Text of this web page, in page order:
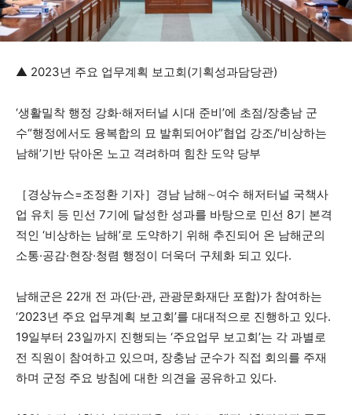
▲ 2023년 주요 업무계획 보고회(기획성과담당관)
‘생활밀착 행정 강화·해저터널 시대 준비’에 초점/장충남 군
수“행정에서도 융복합의 묘 발휘되어야”협업 강조/‘비상하는
남해’기반 닦아온 노고 격려하며 힘찬 도약 당부
［경상뉴스=조정환 기자］경남 남해∼여수 해저터널 국책사
업 유치 등 민선 7기에 달성한 성과를 바탕으로 민선 8기 본격
적인 ‘비상하는 남해’로 도약하기 위해 추진되어 온 남해군의
소통·공감·현장·청렴 행정이 더욱더 구체화 되고 있다.
남해군은 22개 전 과(단·관, 관광문화재단 포함)가 참여하는
‘2023년 주요 업무계획 보고회’를 대대적으로 진행하고 있다.
19일부터 23일까지 진행되는 ‘주요업무 보고회’는 각 과별로
전 직원이 참여하고 있으며, 장충남 군수가 직접 회의를 주재
하며 군정 주요 방침에 대한 의견을 공유하고 있다.